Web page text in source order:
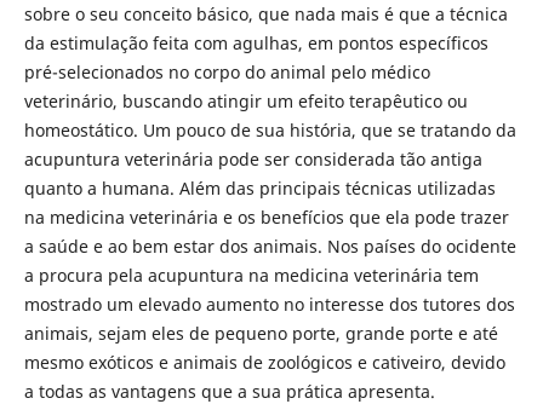
sobre o seu conceito básico, que nada mais é que a técnica
da estimulação feita com agulhas, em pontos específicos
pré-selecionados no corpo do animal pelo médico
veterinário, buscando atingir um efeito terapêutico ou
homeostático. Um pouco de sua história, que se tratando da
acupuntura veterinária pode ser considerada tão antiga
quanto a humana. Além das principais técnicas utilizadas
na medicina veterinária e os benefícios que ela pode trazer
a saúde e ao bem estar dos animais. Nos países do ocidente
a procura pela acupuntura na medicina veterinária tem
mostrado um elevado aumento no interesse dos tutores dos
animais, sejam eles de pequeno porte, grande porte e até
mesmo exóticos e animais de zoológicos e cativeiro, devido
a todas as vantagens que a sua prática apresenta.